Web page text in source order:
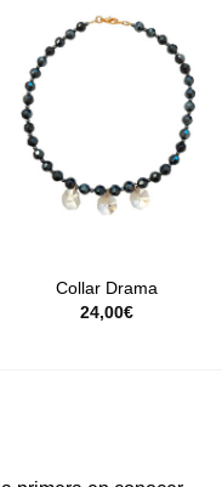
Collar Drama
24,00€